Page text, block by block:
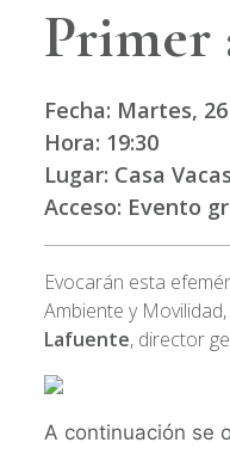
Primer
Fecha: Martes,
Hora: 19:30
Lugar: Casa
Acceso: Evento
Evocarán esta
Ambiente y Movilidad,
Lafuente, director
A continuación se